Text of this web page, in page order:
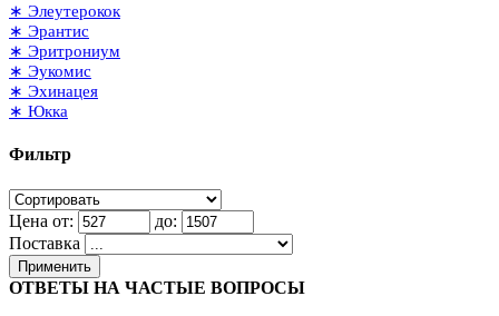
∗ Элеутерокок
∗ Эрантис
∗ Эритрониум
∗ Эукомис
∗ Эхинацея
∗ Юкка
Фильтр
Цена от:
до:
Поставка
Применить
ОТВЕТЫ НА ЧАСТЫЕ ВОПРОСЫ